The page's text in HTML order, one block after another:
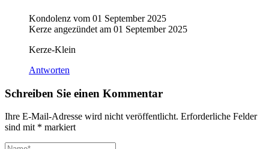
Kondolenz vom 01 September 2025
Kerze angezündet am 01 September 2025
Kerze-Klein
Antworten
Schreiben Sie einen Kommentar
Ihre E-Mail-Adresse wird nicht veröffentlicht. Erforderliche Felder
sind mit * markiert